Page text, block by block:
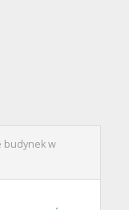
budynek w